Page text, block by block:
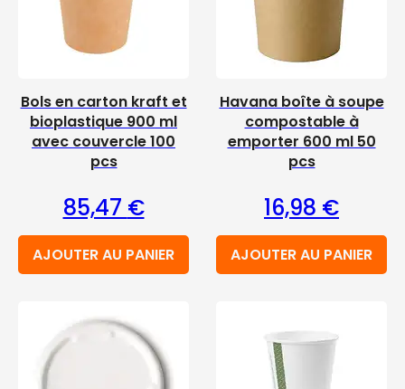
Bols en carton kraft et
bioplastique 900 ml
avec couvercle 100
pcs
85,47 €
AJOUTER AU PANIER
Havana boîte à soupe
compostable à
emporter 600 ml 50
pcs
16,98 €
AJOUTER AU PANIER